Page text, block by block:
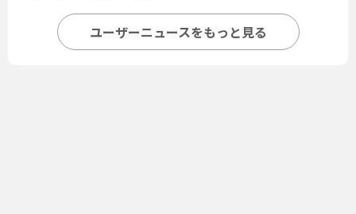
ユーザーニュースをもっと見る